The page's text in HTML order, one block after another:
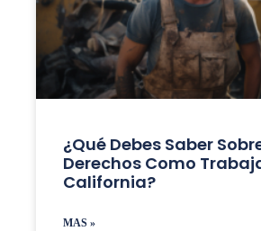
¿Qué Debes Saber
Derechos Como
California?
MAS »